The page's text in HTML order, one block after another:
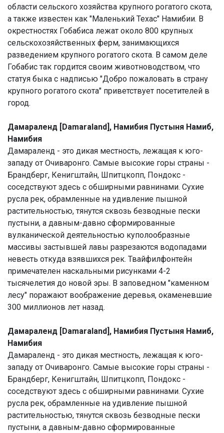
области сельского хозяйства крупного рогатого скота,
а также известен как "Маленький Техас" Намибии. В
окрестностях Гобабиса лежат около 800 крупных
сельскохозяйственных ферм, занимающихся
разведением крупного рогатого скота. В самом деле
Гобабис так гордится своим животноводством, что
статуя быка с надписью "Добро пожаловать в страну
крупного рогатого скота" приветствует посетителей в
город.
Дамараленд [Damaraland], Намибия Пустыня Намиб,
Намибия
Дамараленд - это дикая местность, лежащая к юго-
западу от Очиваронго. Самые высокие горы страны -
Брандберг, Кенигштайн, Шпитцкопп, Пондокс -
соседствуют здесь с обширными равнинами. Сухие
русла рек, обрамленные на удивление пышной
растительностью, тянутся сквозь безводные пески
пустыни, а давным-давно сформированные
вулканической деятельностью куполообразные
массивы застывшей лавы разрезаются водопадами
невесть откуда взявшихся рек. Твайфилфонтейн
примечателен наскальными рисунками 4-2
тысячелетия до новой эры. В заповедном "каменном
лесу" поражают воображение деревья, окаменевшие
300 миллионов лет назад.
Дамараленд [Damaraland], Намибия Пустыня Намиб,
Намибия
Дамараленд - это дикая местность, лежащая к юго-
западу от Очиваронго. Самые высокие горы страны -
Брандберг, Кенигштайн, Шпитцкопп, Пондокс -
соседствуют здесь с обширными равнинами. Сухие
русла рек, обрамленные на удивление пышной
растительностью, тянутся сквозь безводные пески
пустыни, а давным-давно сформированные